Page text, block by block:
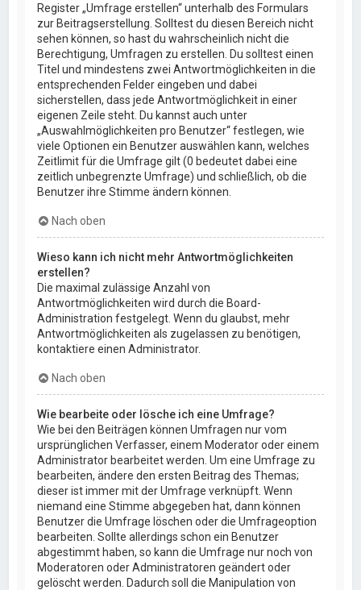
Register „Umfrage erstellen“ unterhalb des Formulars
zur Beitragserstellung. Solltest du diesen Bereich nicht
sehen können, so hast du wahrscheinlich nicht die
Berechtigung, Umfragen zu erstellen. Du solltest einen
Titel und mindestens zwei Antwortmöglichkeiten in die
entsprechenden Felder eingeben und dabei
sicherstellen, dass jede Antwortmöglichkeit in einer
eigenen Zeile steht. Du kannst auch unter
„Auswahlmöglichkeiten pro Benutzer“ festlegen, wie
viele Optionen ein Benutzer auswählen kann, welches
Zeitlimit für die Umfrage gilt (0 bedeutet dabei eine
zeitlich unbegrenzte Umfrage) und schließlich, ob die
Benutzer ihre Stimme ändern können.
Nach oben
Wieso kann ich nicht mehr Antwortmöglichkeiten
erstellen?
Die maximal zulässige Anzahl von
Antwortmöglichkeiten wird durch die Board-
Administration festgelegt. Wenn du glaubst, mehr
Antwortmöglichkeiten als zugelassen zu benötigen,
kontaktiere einen Administrator.
Nach oben
Wie bearbeite oder lösche ich eine Umfrage?
Wie bei den Beiträgen können Umfragen nur vom
ursprünglichen Verfasser, einem Moderator oder einem
Administrator bearbeitet werden. Um eine Umfrage zu
bearbeiten, ändere den ersten Beitrag des Themas;
dieser ist immer mit der Umfrage verknüpft. Wenn
niemand eine Stimme abgegeben hat, dann können
Benutzer die Umfrage löschen oder die Umfrageoption
bearbeiten. Sollte allerdings schon ein Benutzer
abgestimmt haben, so kann die Umfrage nur noch von
Moderatoren oder Administratoren geändert oder
gelöscht werden. Dadurch soll die Manipulation von